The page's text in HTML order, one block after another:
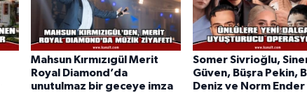
Mahsun Kırmızıgül Merit
Royal Diamond’da
unutulmaz bir geceye imza
Somer Sivrioğlu,
Güven, Büşra Pekin,
Deniz ve Norm Ender